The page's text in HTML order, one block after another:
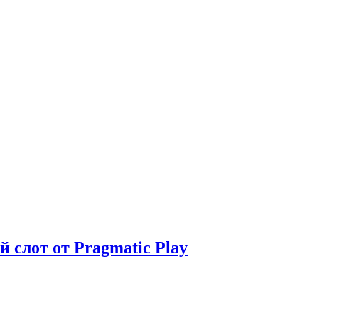
слот от Pragmatic Play